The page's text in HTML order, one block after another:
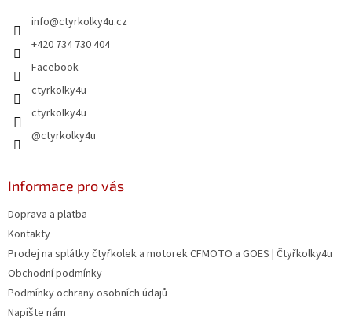
info@ctyrkolky4u.cz
+420 734 730 404
Facebook
ctyrkolky4u
ctyrkolky4u
@ctyrkolky4u
Informace pro vás
Doprava a platba
Kontakty
Prodej na splátky čtyřkolek a motorek CFMOTO a GOES | Čtyřkolky4u
Obchodní podmínky
Podmínky ochrany osobních údajů
Napište nám